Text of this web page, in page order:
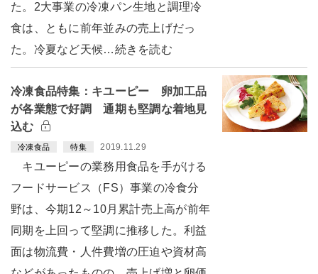
た。2大事業の冷凍パン生地と調理冷
食は、ともに前年並みの売上げだっ
た。冷夏など天候…続きを読む
冷凍食品特集：キユーピー 卵加工品
が各業態で好調 通期も堅調な着地見
込む
冷凍食品 特集 2019.11.29
キユーピーの業務用食品を手がける
フードサービス（FS）事業の冷食分
野は、今期12～10月累計売上高が前年
同期を上回って堅調に推移した。利益
面は物流費・人件費増の圧迫や資材高